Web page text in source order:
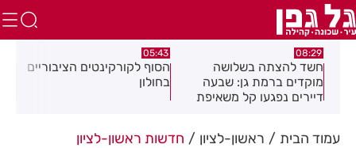
05:43
הסוף לקורקינטים הציבוריים
בחולון
00:32
בשורה ענקית לבעלי
העסקים והתושבים בעיר!
עמוד הבית ראשון-לציון חדשות ראשון-לציון